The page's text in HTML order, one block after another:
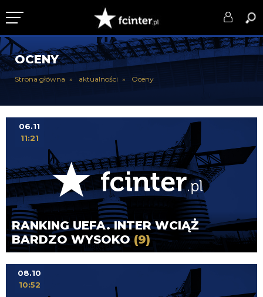
KLUB
DRUŻYNA
PUCHARY
DLA TIFOSICH
SERWIS
OCENY
Strona główna aktualności Oceny
RANKING UEFA. INTER WCIĄŻ
BARDZO WYSOKO (9)
06.11
11:21
08.10
10:52